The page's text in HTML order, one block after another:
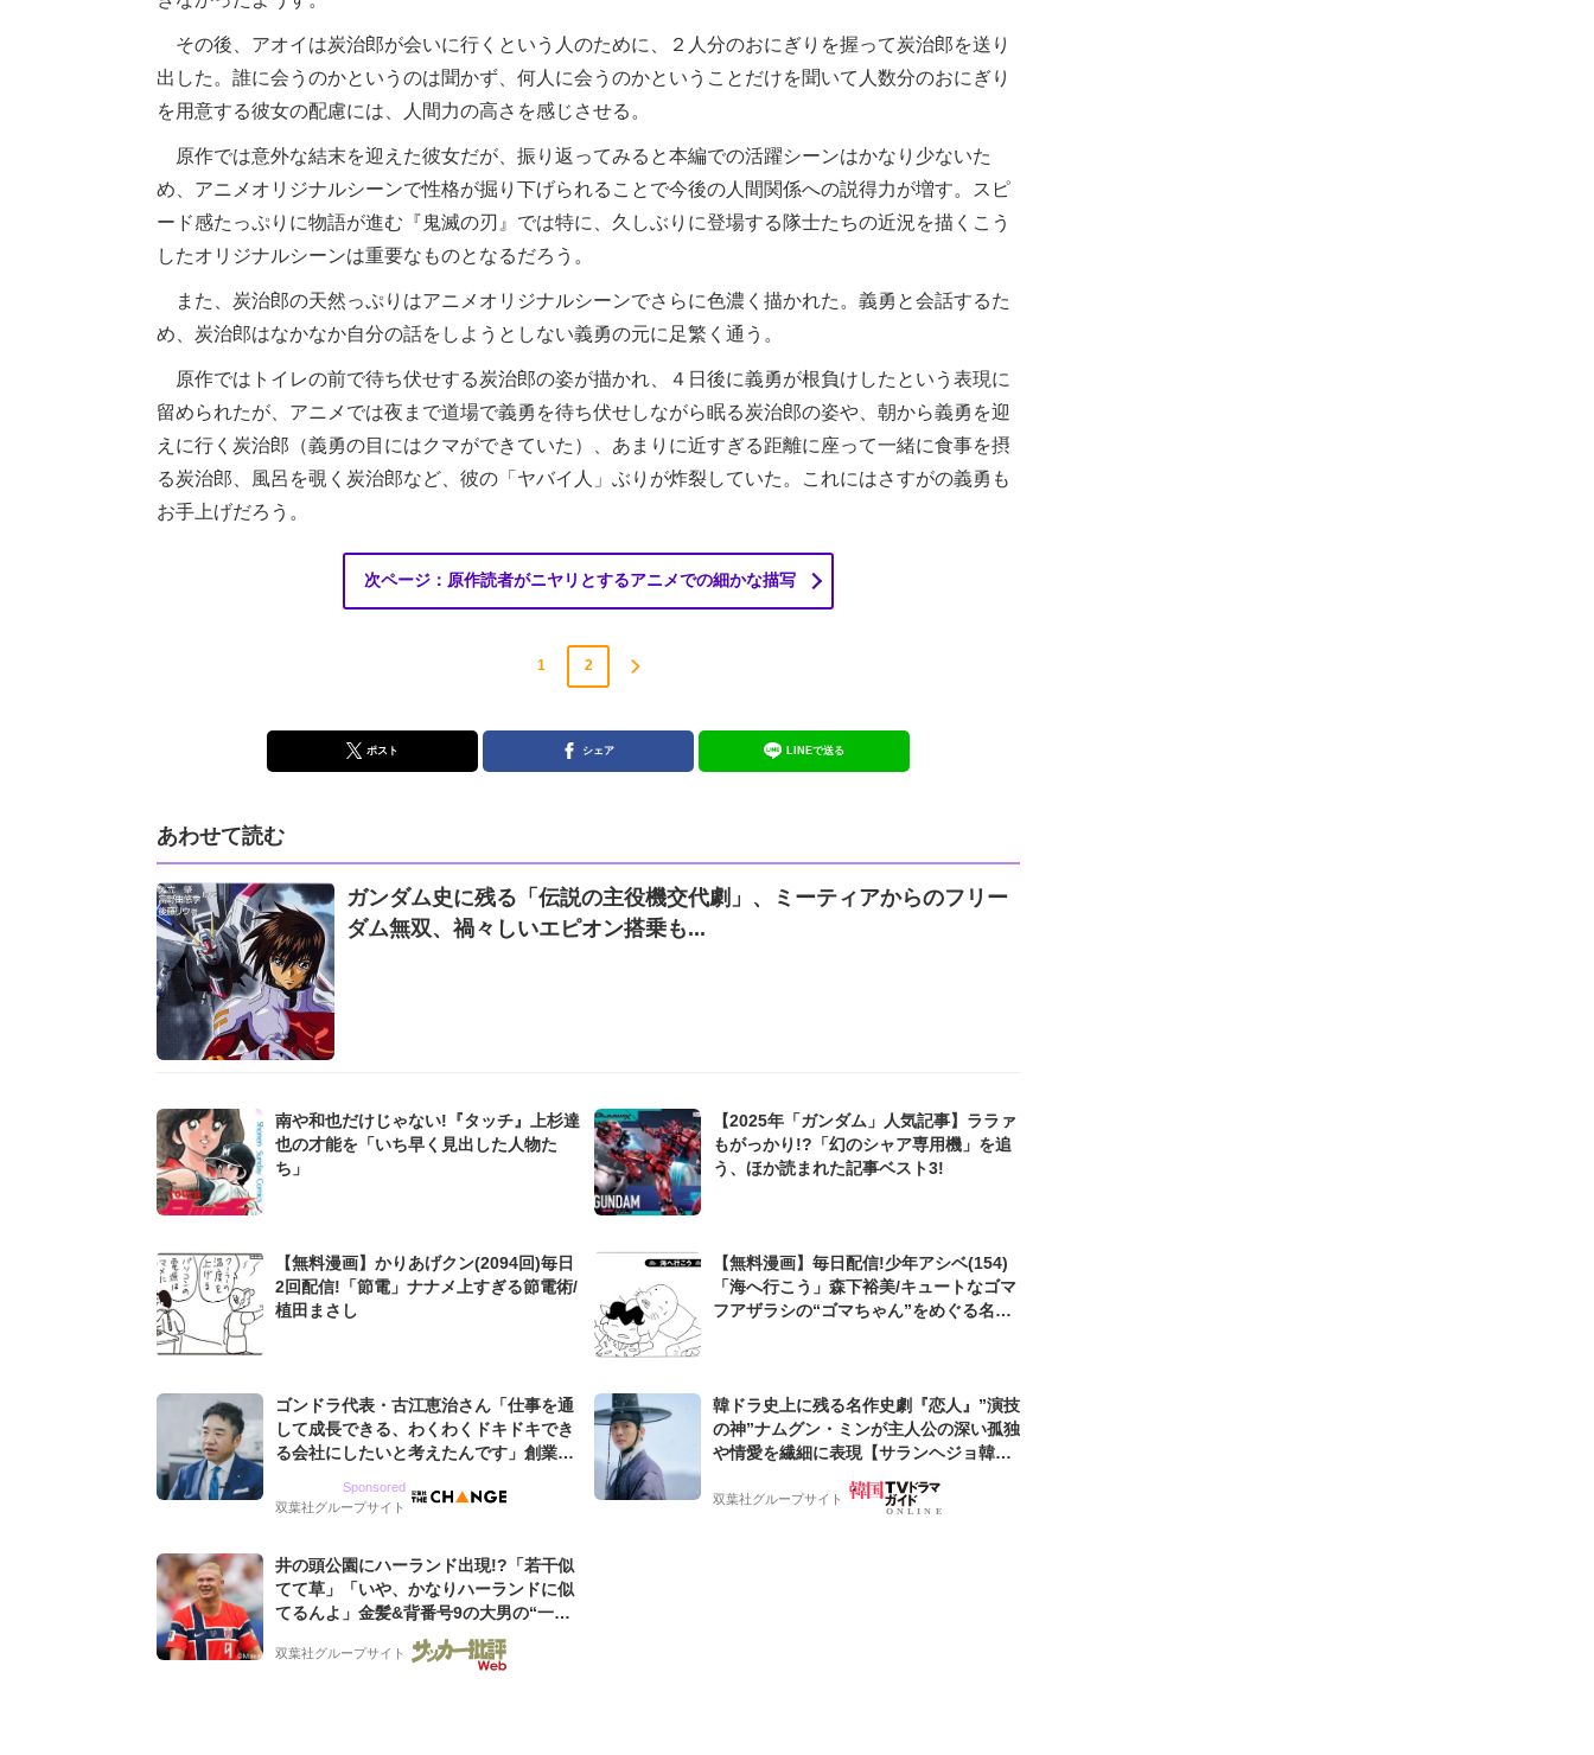
その後、アオイは炭治郎が会いに行くという人のために、２人分のおにぎりを握って炭治郎を送り
出した。誰に会うのかというのは聞かず、何人に会うのかということだけを聞いて人数分のおにぎり
を用意する彼女の配慮には、人間力の高さを感じさせる。
原作では意外な結末を迎えた彼女だが、振り返ってみると本編での活躍シーンはかなり少ないた
め、アニメオリジナルシーンで性格が掘り下げられることで今後の人間関係への説得力が増す。スピ
ード感たっぷりに物語が進む『鬼滅の刃』では特に、久しぶりに登場する隊士たちの近況を描くこう
したオリジナルシーンは重要なものとなるだろう。
また、炭治郎の天然っぷりはアニメオリジナルシーンでさらに色濃く描かれた。義勇と会話するた
め、炭治郎はなかなか自分の話をしようとしない義勇の元に足繁く通う。
原作ではトイレの前で待ち伏せする炭治郎の姿が描かれ、４日後に義勇が根負けしたという表現に
留められたが、アニメでは夜まで道場で義勇を待ち伏せしながら眠る炭治郎の姿や、朝から義勇を迎
えに行く炭治郎（義勇の目にはクマができていた）、あまりに近すぎる距離に座って一緒に食事を摂
る炭治郎、風呂を覗く炭治郎など、彼の「ヤバイ人」ぶりが炸裂していた。これにはさすがの義勇も
お手上げだろう。
次ページ：原作読者がニヤリとするアニメでの細かな描写
1 2
ポスト シェア LINEで送る
あわせて読む
ガンダム史に残る「伝説の主役機交代劇」、ミーティアからのフリー
ダム無双、禍々しいエピオン搭乗も...
南や和也だけじゃない!『タッチ』上杉達
也の才能を「いち早く見出した人物た
ち」
【2025年「ガンダム」人気記事】ララァ
もがっかり!?「幻のシャア専用機」を追
う、ほか読まれた記事ベスト3!
【無料漫画】かりあげクン(2094回)毎日
2回配信!「節電」ナナメ上すぎる節電術/
植田まさし
【無料漫画】毎日配信!少年アシベ(154)
「海へ行こう」森下裕美/キュートなゴマ
フアザラシの“ゴマちゃん”をめぐる名作
ゴンドラ代表・古江恵治さん「仕事を通
して成長できる、わくわくドキドキでき
る会社にしたいと考えたんです」創業来
グ会社のアイデンティティ
Sponsored
双葉社グループサイト
韓ドラ史上に残る名作史劇『恋人』”演技
の神”ナムグン・ミンが主人公の深い孤独
や情愛を繊細に表現【サランヘジョ韓ド
双葉社グループサイト
井の頭公園にハーランド出現!?「若干似
てて草」「いや、かなりハーランドに似
てるんよ」金髪&背番号9の大男の“一人
バイキング・ロー”映像が話題!「元気を
もらった」
双葉社グループサイト